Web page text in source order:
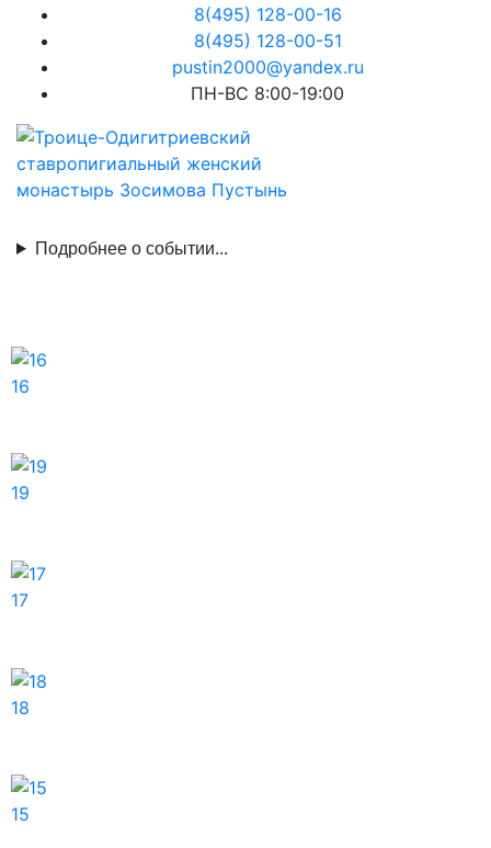
8(495) 128-00-16
8(495) 128-00-51
pustin2000@yandex.ru
ПН-ВС 8:00-19:00
Подробнее о событии...
16
19
17
18
15